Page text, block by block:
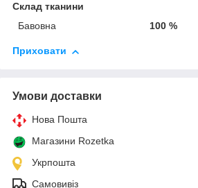
Склад тканини
Бавовна
100 %
Приховати
Умови доставки
Нова Пошта
Магазини Rozetka
Укрпошта
Самовивіз